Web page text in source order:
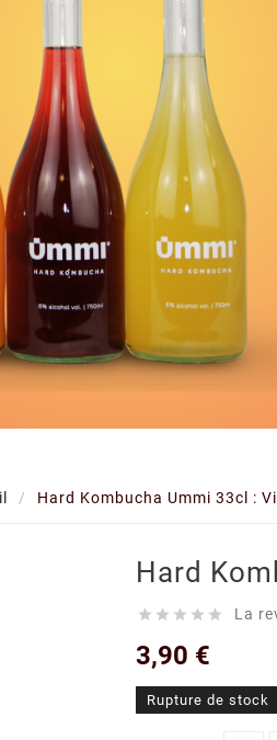
Hard Kombucha Ummi 33cl :
Hard
     La
3,90 €
Rupture de stock